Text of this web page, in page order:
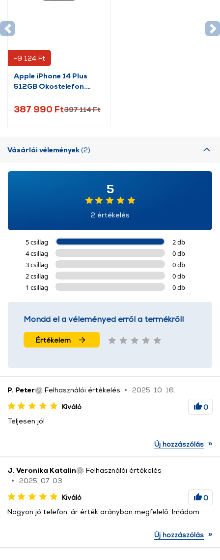
-9 124 Ft
Apple iPhone 14 Plus
512GB Okostelefon,
387 990 Ft397 114 Ft
Vásárlói vélemények(2)
5
2 értékelés
5 csillag
2 db
4 csillag
0 db
3 csillag
0 db
2 csillag
0 db
1 csillag
0 db
Mondd el a véleményed erről a termékről!
Értékelem
P. Peter Felhasználói értékelés
2025. 10. 16.
Kiváló
0
Teljesen jó!
Új hozzászólás »
J. Veronika Katalin
Felhasználói értékelés
2025. 07. 03.
Kiváló
0
Nagyon jó telefon, ár érték arányban megfelelő. Imádom
Új hozzászólás »